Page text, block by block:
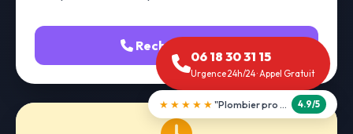
Recherche fuite
06 18 30 31 15
Urgence 24h/24 · Appel Gratuit
★★★★★ "Débouchage WC en 30 min" 5.0/5